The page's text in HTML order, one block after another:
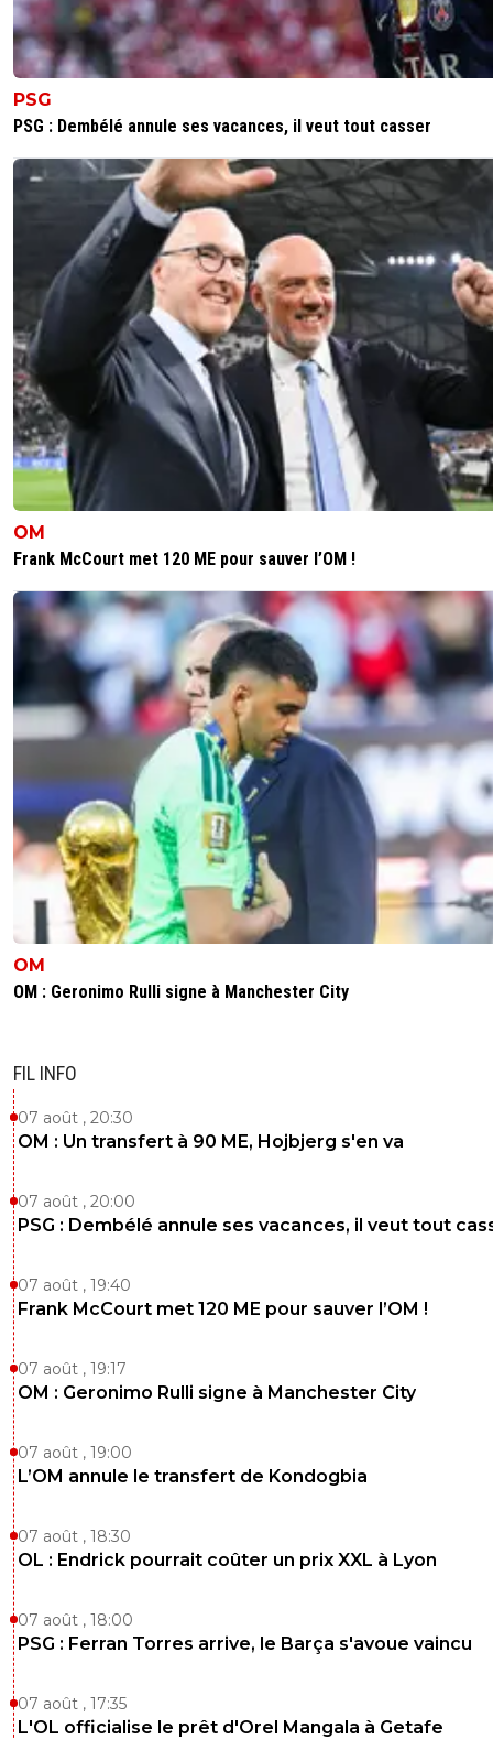
PSG
PSG : Dembélé annule ses vacances, il veut tout casser
OM
Frank McCourt met 120 ME pour sauver l’OM !
OM
OM : Geronimo Rulli signe à Manchester City
FIL INFO
07 août , 20:30
OM : Un transfert à 90 ME, Hojbjerg s'en va
07 août , 20:00
PSG : Dembélé annule ses vacances, il veut tout
07 août , 19:40
Frank McCourt met 120 ME pour sauver l’OM !
07 août , 19:17
OM : Geronimo Rulli signe à Manchester City
07 août , 19:00
L’OM annule le transfert de Kondogbia
07 août , 18:30
OL : Endrick pourrait coûter un prix XXL à Lyon
07 août , 18:00
PSG : Ferran Torres arrive, le Barça s'avoue vaincu
07 août , 17:35
L'OL officialise le prêt d'Orel Mangala à Getafe